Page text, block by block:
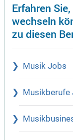
Erfahren
wechseln
zu diesen
Musik Jobs
Musikberufe